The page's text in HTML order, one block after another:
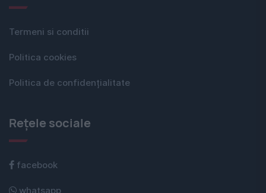
Termeni si conditii
Politica cookies
Politica de confidențialitate
Rețele sociale
facebook